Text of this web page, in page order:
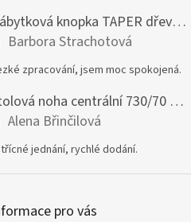
Nábytková knopka TAPER dřevěná dub lakovaný
produktu je 5 z 5 hvězdiček.
Barbora Strachotová
zpracování, jsem moc spokojená.
Stolová noha centrální 730/70 mm stříbrná
produktu je 5 z 5 hvězdiček.
Alena Břinčilová
jednání, rychlé dodání.
pro vás